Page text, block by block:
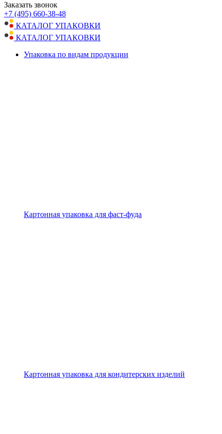
Заказать звонок
+7 (495) 660-38-48
КАТАЛОГ УПАКОВКИ
КАТАЛОГ УПАКОВКИ
Упаковка по видам продукции
Картонная упаковка для фаст-фуда
Картонная упаковка для кондитерских изделий